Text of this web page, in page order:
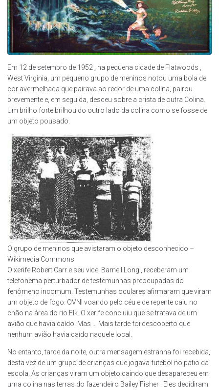
Em 12 de setembro de 1952 , na pequena cidade de Flatwoods ,
West Virginia, um pequeno grupo de meninos notou uma bola de
cor avermelhada que pairava ao redor de uma colina, pairou
brevemente e, em seguida, desceu sobre a crista de outra Colina.
Um brilho forte brilhou do outro lado da colina como se fosse de
um objeto pousado.
O grupo de meninos que avistaram o objeto desconhecido –
Wikimedia Commons
O xerife Robert Carr e seu vice, Barnell Long , receberam um
telefonema perturbador de testemunhas preocupadas do
fenômeno incomum. Testemunhas oculares afirmaram que viram
um objeto de fogo. OVNI voando pelo céu e de repente caiu no
chão na área do rio Elk. O xerife concluiu que se tratava de um
avião que havia caído. Mas … Mais tarde foi descoberto que
nenhum avião havia caído naquele local.
No entanto, tarde da noite, outra mensagem estranha foi recebida,
desta vez de um grupo de crianças que jogava futebol no pátio da
escola. As crianças viram um objeto caindo que desapareceu em
uma colina nas terras do fazendeiro Bailey Fisher . Eles decidiram